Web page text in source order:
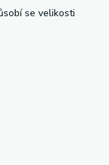
se velikosti